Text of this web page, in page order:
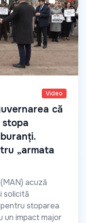
Video
că
„armata
acuză
solicită
stoparea
un impact major